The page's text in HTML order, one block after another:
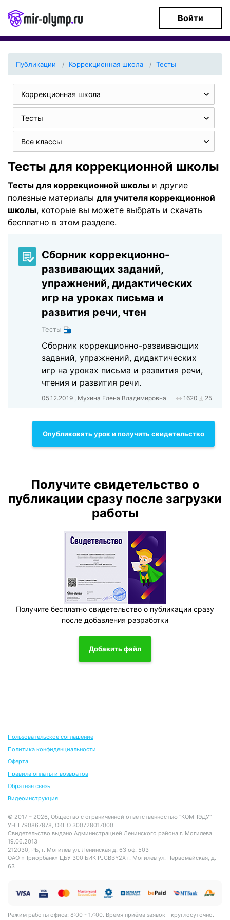
Войти
Публикации Коррекционная школа Тесты
Коррекционная школа
Тесты
Все классы
Тесты для коррекционной школы
Тесты для коррекционной школы и другие
полезные материалы для учителя коррекционной
школы, которые вы можете выбрать и скачать
бесплатно в этом разделе.
Сборник коррекционно-
развивающих заданий,
упражнений, дидактических
игр на уроках письма и
развития речи, чтен
Тесты
Сборник коррекционно-развивающих
заданий, упражнений, дидактических
игр на уроках письма и развития речи,
чтения и развития речи.
05.12.2019 , Мухина Елена Владимировна 1620 25
Опубликовать урок и получить свидетельство
Получите свидетельство о
публикации сразу после загрузки
работы
Получите бесплатно свидетельство о публикации сразу
после добавления разработки
Добавить файл
Пользовательское соглашение
Политика конфиденциальности
Оферта
Правила оплаты и возвратов
Обратная связь
Видеоинструкция
© 2017 – 2026, Общество с ограниченной ответственностью "КОМПЭДУ"
УНП 790867878, ОКПО 300728017000
Свидетельство выдано Администрацией Ленинского района г. Могилева
19.06.2013
212030, РБ, г. Могилев ул. Ленинская д. 63 оф. 503
ОАО «Приорбанк» ЦБУ 300 БИК PJCBBY2X г. Могилев ул. Первомайская, д.
63
Режим работы офиса: 8:00 - 17:00. Время приёма заявок - круглосуточно.